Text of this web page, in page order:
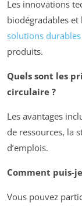
Les innovations
biodégradables et
solutions durables
produits.
Quels sont les
circulaire ?
Les avantages
de ressources, la
d’emplois.
Comment puis-
Vous pouvez